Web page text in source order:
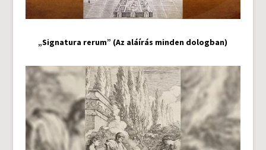
„Signatura rerum” (Az aláírás minden dologban)